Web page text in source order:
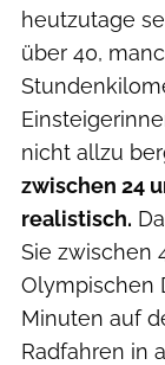
heutzutage
über 40,
nicht allzu
zwischen 24
realistisch.
Sie zwischen
Olympischen
Minuten auf
Radfahren in